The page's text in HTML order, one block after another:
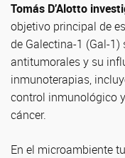
Tomás D’Alotto
objetivo principal de
de Galectina-1 (Gal-
antitumorales y su
inmunoterapias,
control inmunológico
cáncer.
En el microambiente